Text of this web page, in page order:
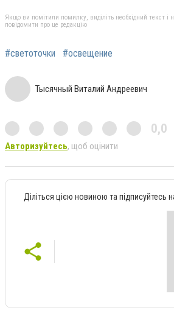
Якщо ви помітили помилку, виділіть необхідний текст і
повідомити про це редакцію
#светоточки #освещение
Тысячный Виталий Андреевич
0,0
Авторизуйтесь, щоб оцінити
Діліться цією новиною та підписуйтесь